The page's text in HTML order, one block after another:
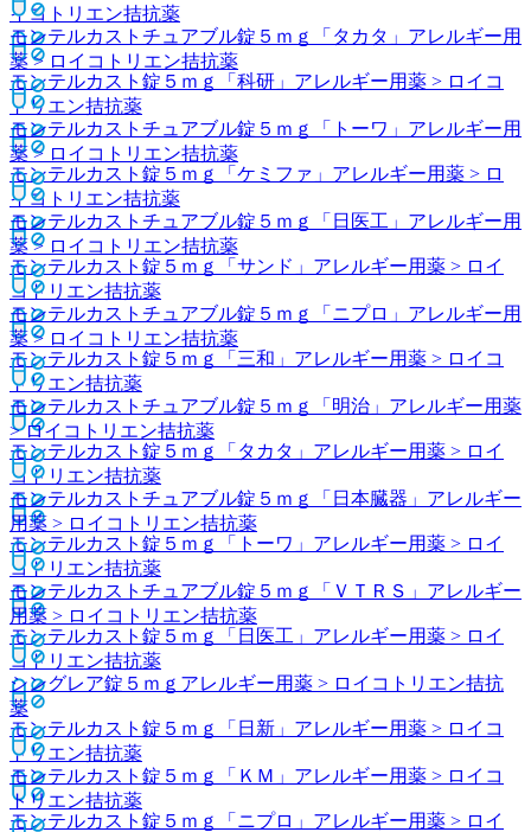
イコトリエン拮抗薬
モンテルカスト錠５ｍｇ「科研」 アレルギー用薬 > ロイコ
トリエン拮抗薬
モンテルカスト錠５ｍｇ「ケミファ」 アレルギー用薬 > ロ
イコトリエン拮抗薬
モンテルカスト錠５ｍｇ「サンド」 アレルギー用薬 > ロイ
コトリエン拮抗薬
モンテルカスト錠５ｍｇ「三和」 アレルギー用薬 > ロイコ
トリエン拮抗薬
モンテルカスト錠５ｍｇ「タカタ」 アレルギー用薬 > ロイ
コトリエン拮抗薬
モンテルカスト錠５ｍｇ「トーワ」 アレルギー用薬 > ロイ
コトリエン拮抗薬
モンテルカスト錠５ｍｇ「日医工」 アレルギー用薬 > ロイ
コトリエン拮抗薬
モンテルカスト錠５ｍｇ「日新」 アレルギー用薬 > ロイコ
トリエン拮抗薬
モンテルカスト錠５ｍｇ「ニプロ」 アレルギー用薬 > ロイ
モンテルカストチュアブル錠５ｍｇ「タカタ」 アレルギー用
薬 > ロイコトリエン拮抗薬
モンテルカストチュアブル錠５ｍｇ「トーワ」 アレルギー用
薬 > ロイコトリエン拮抗薬
モンテルカストチュアブル錠５ｍｇ「日医工」 アレルギー用
薬 > ロイコトリエン拮抗薬
モンテルカストチュアブル錠５ｍｇ「ニプロ」 アレルギー用
薬 > ロイコトリエン拮抗薬
モンテルカストチュアブル錠５ｍｇ「明治」 アレルギー用薬
> ロイコトリエン拮抗薬
モンテルカストチュアブル錠５ｍｇ「日本臓器」 アレルギー
用薬 > ロイコトリエン拮抗薬
モンテルカストチュアブル錠５ｍｇ「ＶＴＲＳ」 アレルギー
用薬 > ロイコトリエン拮抗薬
シングレア錠５ｍｇ アレルギー用薬 > ロイコトリエン拮抗
薬
モンテルカスト錠５ｍｇ「ＫＭ」 アレルギー用薬 > ロイコ
トリエン拮抗薬